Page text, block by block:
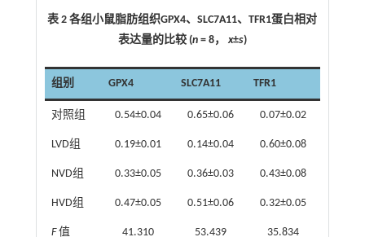
表 2 各组小鼠脂肪组织GPX4、SLC7A11、TFR1蛋白相对
表达量的比较 (n= 8， x±s)
组别 GPX4 SLC7A11 TFR1
对照组 0.54±0.04 0.65±0.06 0.07±0.02
LVD组 0.19±0.01 0.14±0.04 0.60±0.08
NVD组 0.33±0.05 0.36±0.03 0.43±0.08
HVD组 0.47±0.05 0.51±0.06 0.32±0.05
F值 41.310 53.439 35.834